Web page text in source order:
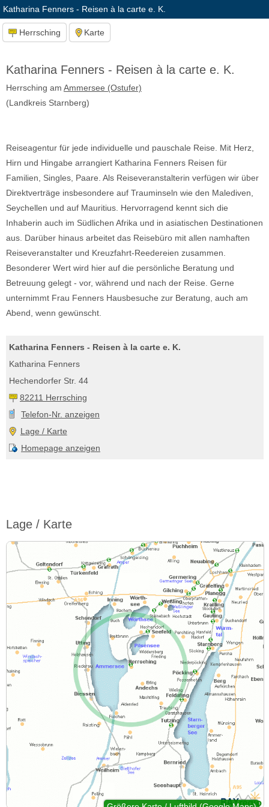
Katharina Fenners - Reisen à la carte e. K.
Herrsching Karte
Katharina Fenners - Reisen à la carte e. K.
Herrsching am Ammersee (Ostufer)
(Landkreis Starnberg)
Reiseagentur für jede individuelle und pauschale Reise. Mit Herz,
Hirn und Hingabe arrangiert Katharina Fenners Reisen für
Familien, Singles, Paare. Als Reiseveranstalterin verfügen wir über
Direktverträge insbesondere auf Trauminseln wie den Malediven,
Seychellen und auf Mauritius. Hervorragend kennt sich die
Inhaberin auch im Südlichen Afrika und in asiatischen Destinationen
aus. Darüber hinaus arbeitet das Reisebüro mit allen namhaften
Reiseveranstalter und Kreuzfahrt-Reedereien zusammen.
Besonderer Wert wird hier auf die persönliche Beratung und
Betreuung gelegt - vor, während und nach der Reise. Gerne
unternimmt Frau Fenners Hausbesuche zur Beratung, auch am
Abend, wenn gewünscht.
Katharina Fenners - Reisen à la carte e. K.
Katharina Fenners
Hechendorfer Str. 44
82211 Herrsching
Telefon-Nr. anzeigen
Lage / Karte
Homepage anzeigen
Lage / Karte